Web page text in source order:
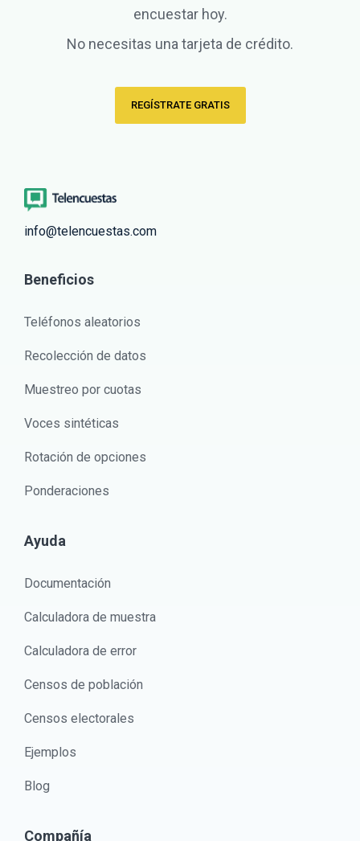
encuestar hoy.
No necesitas una tarjeta de crédito.
REGÍSTRATE GRATIS
info@telencuestas.com
Beneficios
Teléfonos aleatorios
Recolección de datos
Muestreo por cuotas
Voces sintéticas
Rotación de opciones
Ponderaciones
Ayuda
Documentación
Calculadora de muestra
Calculadora de error
Censos de población
Censos electorales
Ejemplos
Blog
Compañía